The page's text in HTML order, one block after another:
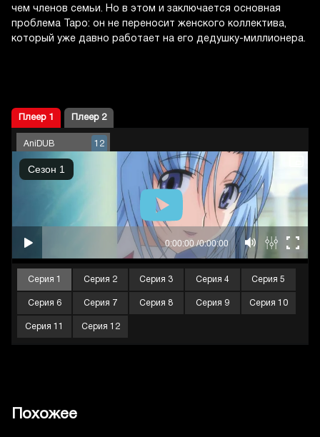
чем членов семьи. Но в этом и заключается основная
проблема Таро: он не переносит женского коллектива,
который уже давно работает на его дедушку-миллионера.
Плеер 1 Плеер 2
AniDUB 12
Серия 1 Серия 2 Серия 3 Серия 4 Серия 5
Серия 6 Серия 7 Серия 8 Серия 9 Серия 10
Серия 11 Серия 12
Похожее